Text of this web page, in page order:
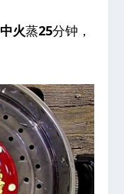
中火蒸25分钟，